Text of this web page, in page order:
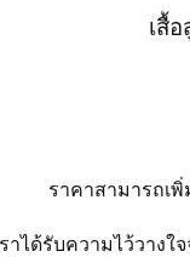
เสื้
ราคาสามารถเ
ได้รับความไว้วางใ